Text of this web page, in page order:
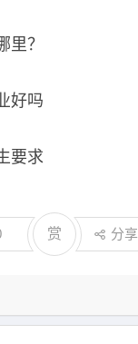
里？
好吗
要求
赏 分享